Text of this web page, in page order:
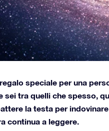
speciale per una
tra quelli che spesso,
la testa per
continua a leggere.